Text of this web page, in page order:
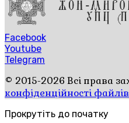
Facebook
Youtube
Telegram
© 2015-2026 Всі права
конфіденційності
Прокрутіть до початку